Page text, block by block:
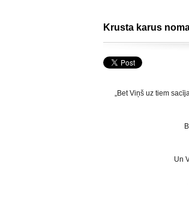
Krusta karus
„Bet Viņš uz tiem
Un